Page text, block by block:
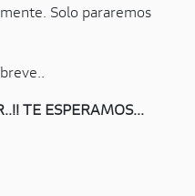
Solo pararemos
TE ESPERAMOS...